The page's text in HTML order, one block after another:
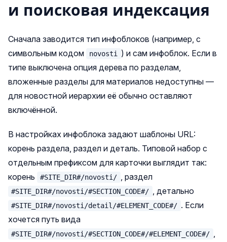
и поисковая индексация
Сначала заводится тип инфоблоков (например, с
символьным кодом
novosti
) и сам инфоблок. Если в
типе выключена опция дерева по разделам,
вложенные разделы для материалов недоступны —
для новостной иерархии её обычно оставляют
включённой.
В настройках инфоблока задают шаблоны URL:
корень раздела, раздел и деталь. Типовой набор с
отдельным префиксом для карточки выглядит так:
корень
#SITE_DIR#/novosti/ , раздел
#SITE_DIR#/novosti/#SECTION_CODE#/ , детально
#SITE_DIR#/novosti/detail/#ELEMENT_CODE#/ . Если
хочется путь вида
#SITE_DIR#/novosti/#SECTION_CODE#/#ELEMENT_CODE#/ ,